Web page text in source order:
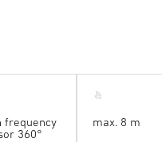
frequency
360°
max. 8 m